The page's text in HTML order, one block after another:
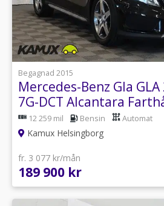
1
Begagnad 2015
Mercedes-Benz Gla
7G-DCT Alcantara
12 259 mil Bensin Automat
Kamux Helsingborg
fr. 3 077 kr/mån
189 900 kr